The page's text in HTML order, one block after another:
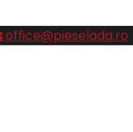
office@pieselada.ro